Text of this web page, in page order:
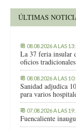
ÚLTIMAS
08.08.2026 A LAS
La 37 feria insular
oficios tradicionales
08.08.2026 A LAS
Sanidad adjudica
para varios
07.08.2026 A LAS
Fuencaliente